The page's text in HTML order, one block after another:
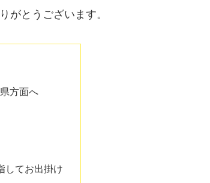
がとうございます。
方面へ
してお出掛け